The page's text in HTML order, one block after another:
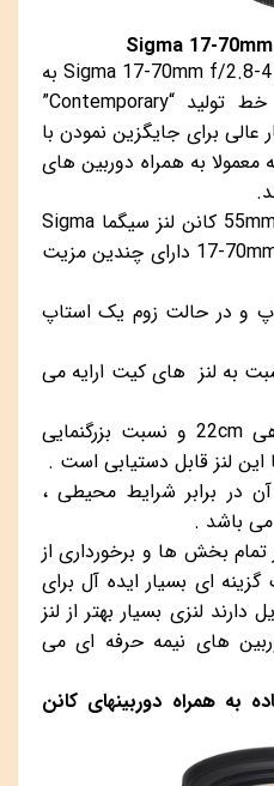
Sigma 17-
لنز سیگما Sigma 17-70mm f/2.8-4 DC Macro OS HSM به
عنوان یک محصول متعلق به خط تولید “Contemporary”
برای جایگزین نمودن با
به همراه دوربین های
در مقایسه با لنز های کیت 18-55mm کانن لنز سیگما Sigma
17-70mm f/2.8-4 DC Macro OS HSM دارای چندین مزیت
حالت واید 2/3 استاپ و در حالت زوم یک استاپ
به لنز های کیت ارایه می
نزدیک ترین فاصله فوکوس دهی 22cm و نسبت بزرگنمایی
در برابر شرایط محیطی ،
می باشد .
تمام بخش ها و برخورداری از
ای بسیار ایده آل برای
لنزی بسیار بهتر از لنز
های نیمه حرفه ای می
به همراه دوربینهای کانن